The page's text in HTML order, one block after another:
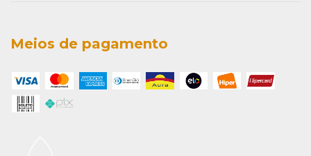
Meios de pagamento